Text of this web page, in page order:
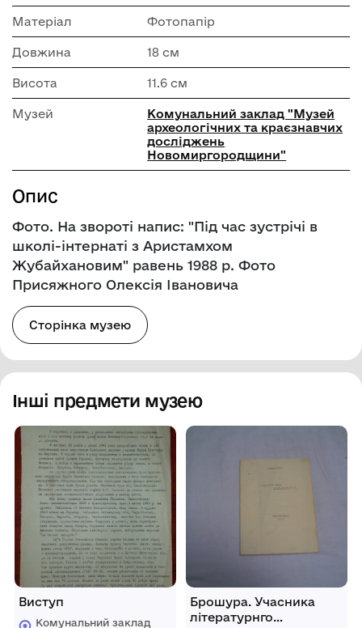
Матеріал Фотопапір
Довжина 18 см
Висота 11.6 см
Музей
Комунальний заклад "Музей
археологічних та краєзнавчих
досліджень
Новомиргородщини"
Опис
Фото. На звороті напис: "Під час зустрічі в
школі-інтернаті з Аристамхом
Жубайхановим" равень 1988 р. Фото
Присяжного Олексія Івановича
Сторінка музею
Інші предмети музею
Виступ
Комунальний заклад
Брошура. Учасника
літературнго